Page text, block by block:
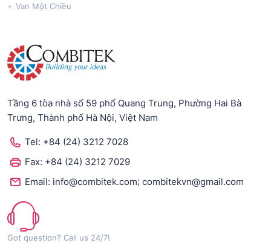
Van Một Chiều
Tầng 6 tòa nhà số 59 phố Quang Trung, Phường Hai Bà
Trưng, Thành phố Hà Nội, Việt Nam
Tel: +84 (24) 3212 7028
Fax: +84 (24) 3212 7029
Email: info@combitek.com; combitekvn@gmail.com
Got question? Call us 24/7!